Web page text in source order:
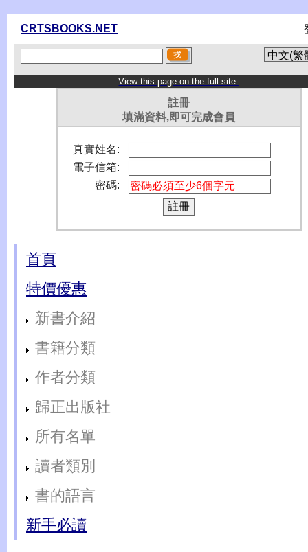
CRTSBOOKS.NET
View this page on the full site.
註冊
填滿資料,即可完成會員
真實姓名:
電子信箱:
密碼:
首頁
特價優惠
新書介紹
書籍分類
作者分類
歸正出版社
所有名單
讀者類別
書的語言
新手必讀